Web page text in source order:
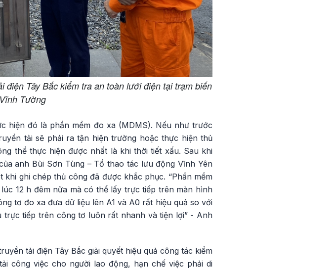
điện Tây Bắc kiểm tra an toàn lưới điện tại trạm biến
Tường
hiện đó là phần mềm đo xa (MDMS). Nếu như trước
tải sẽ phải ra tận hiện trường hoặc thực hiện thủ
thể thực hiện được nhất là khi thời tiết xấu. Sau khi
anh Bùi Sơn Tùng – Tổ thao tác lưu động Vĩnh Yên
ghi chép thủ công đã được khắc phục. “Phần mềm
12 h đêm nữa mà có thể lấy trực tiếp trên màn hình
tơ đo xa đưa dữ liệu lên A1 và A0 rất hiệu quả so với
tiếp trên công tơ luôn rất nhanh và tiện lợi” - Anh
tải điện Tây Bắc giải quyết hiệu quả công tác kiểm
công việc cho người lao động, hạn chế việc phải di